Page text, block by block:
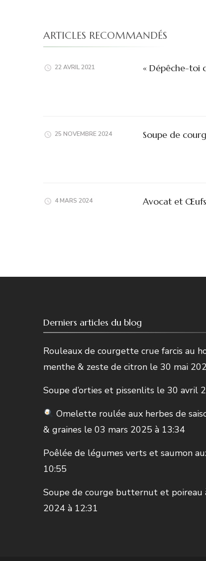
ARTICLES RECOMMANDÉS
22 AVRIL 2021 « Dépêche-toi
25 NOVEMBRE 2024 Soupe de
4 MARS 2024 Avocat et Œufs
Derniers articles du blog
Rouleaux de courgette crue farcis au
menthe & zeste de citron le 30 mai
Soupe d’orties et pissenlits le 30 avril
Omelette roulée aux herbes de
& graines le 03 mars 2025 à 13:34
Poêlée de légumes verts et saumon
10:55
Soupe de courge butternut et poireau
2024 à 12:31